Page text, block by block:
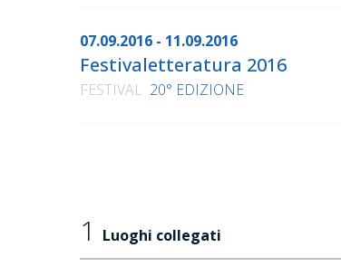
07.09.2016 - 11.09.2016
Festivaletteratura 2016
FESTIVAL 20° EDIZIONE
1 Luoghi collegati